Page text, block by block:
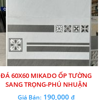
ĐÁ 60X60 MIKADO ỐP TƯỜNG
SANG TRỌNG-PHÚ NHUẬN
Giá Bán:190,000 đ